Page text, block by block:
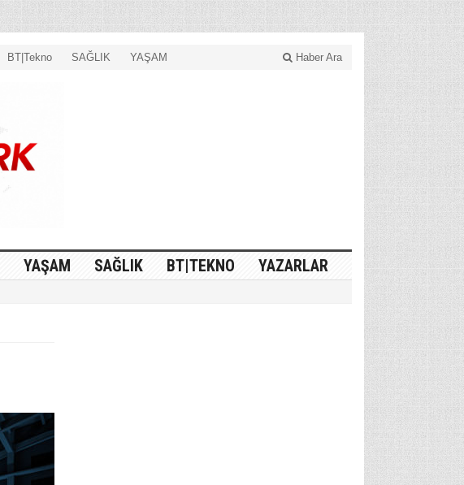
BT|Tekno SAĞLIK YAŞAM Haber Ara
YAŞAM SAĞLIK BT|TEKNO YAZARLAR